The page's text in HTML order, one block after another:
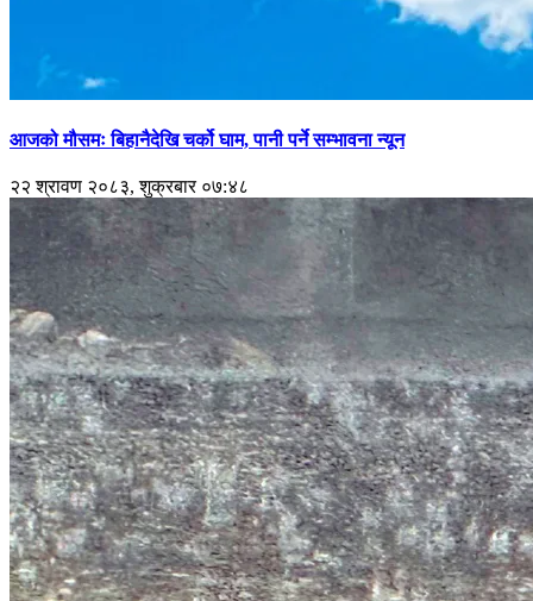
आजको मौसमः बिहानैदेखि चर्को घाम, पानी पर्ने सम्भावना न्यून
२२ श्रावण २०८३, शुक्रबार ०७:४८